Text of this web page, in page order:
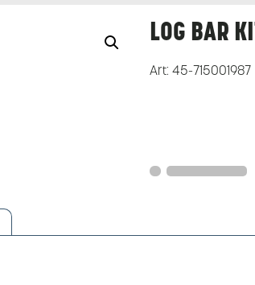
LOG BAR
Art:45-715001987